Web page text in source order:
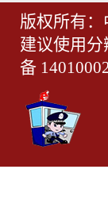
版权所有
建议使用分
备